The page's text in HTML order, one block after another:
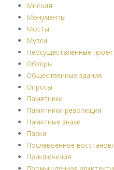
Мнения
Монументы
Мосты
Музеи
Неосуществлённые
Обзоры
Общественные здания
Опросы
Памятники
Памятники революции
Памятные знаки
Парки
Послевоенное
Приключения